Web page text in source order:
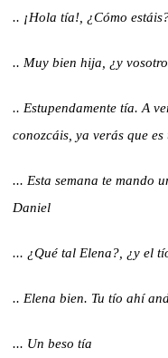
.. ¡Hola tía!, ¿Cómo
.. Muy bien hija, ¿y
.. Estupendamente tía. A
conozcáis, ya verás que
... Esta semana te mando
Daniel
... ¿Qué tal Elena?, ¿y el
.. Elena bien. Tu tío ahí
... Un beso tía